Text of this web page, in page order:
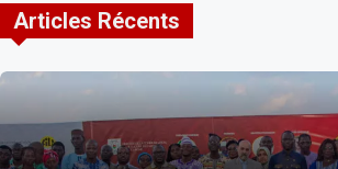
Articles Récents